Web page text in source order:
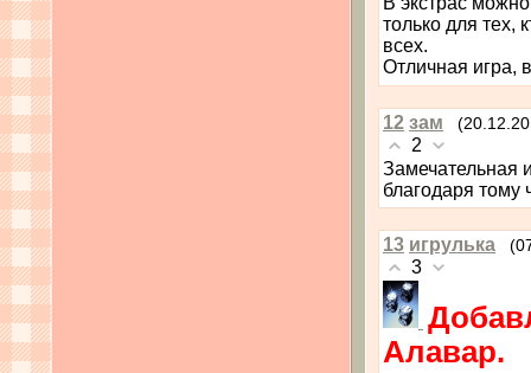
только для тех,
всех.
Отличная игра,
12 зам
2
Замечательная
благодаря тому
13 игрулька
3
Алавар.